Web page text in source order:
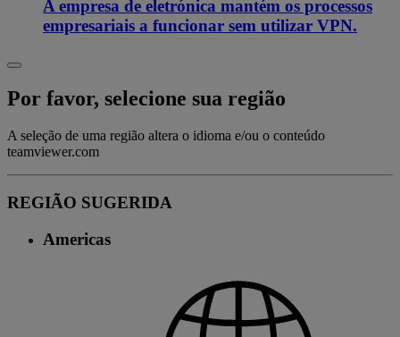
A empresa de eletrónica mantém os processos
empresariais a funcionar sem utilizar VPN.
Por favor, selecione sua região
A seleção de uma região altera o idioma e/ou o conteúdo
teamviewer.com
REGIÃO SUGERIDA
Americas